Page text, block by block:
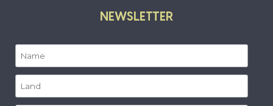
NEWSLETTER